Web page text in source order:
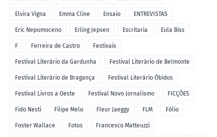
Elvira Vigna Emma Cline Ensaio ENTREVISTAS
Eric Nepumoceno Erling Jepsen Escritaria Eula Biss
F Ferreira de Castro Festivais
Festival Literário da Gardunha Festival Literário de Belmonte
Festival Literário de Bragança Festival Literário Óbidos
Festival Livros a Oeste Festival Novo Jornalismo FICÇÕES
Fido Nesti Filipe Melo Fleur Jaeggy FLM Fólio
Foster Wallace Fotos Francesco Matteuzzi